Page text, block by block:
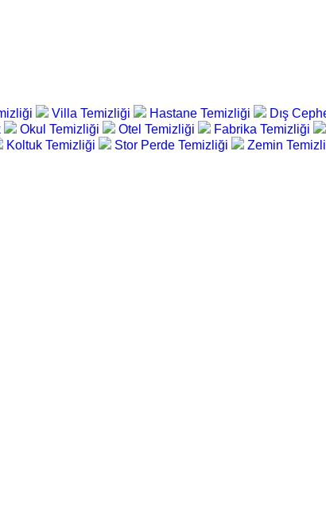
Villa Temizliği Hastane Temizliği Dış
Okul Temizliği Otel Temizliği Fabrika Temizliği
Koltuk Temizliği Stor Perde Temizliği Zemin